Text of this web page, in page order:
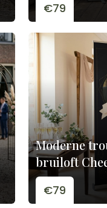
€79
Moderne
bruiloft
€79